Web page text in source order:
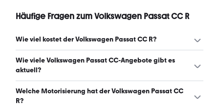
Häufige Fragen zum Volkswagen Passat CC R
Wie viel kostet der Volkswagen Passat CC R?
Ein guter Preis für einen Volkswagen Passat CC R liegt
zwischen 6.850 € und 13.037 €. (Stand: 7.8.2026)
Wie viele Volkswagen Passat CC-Angebote gibt es
aktuell?
Es gibt insgesamt 44 Volkswagen Passat CC bei
mobile.de, davon 44 Gebraucht- und 0 Neuwagen.
Welche Motorisierung hat der Volkswagen Passat CC
R?